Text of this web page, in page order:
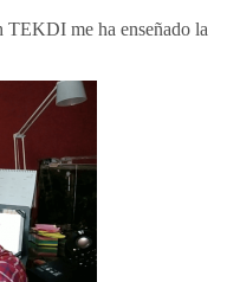
me ha enseñado la